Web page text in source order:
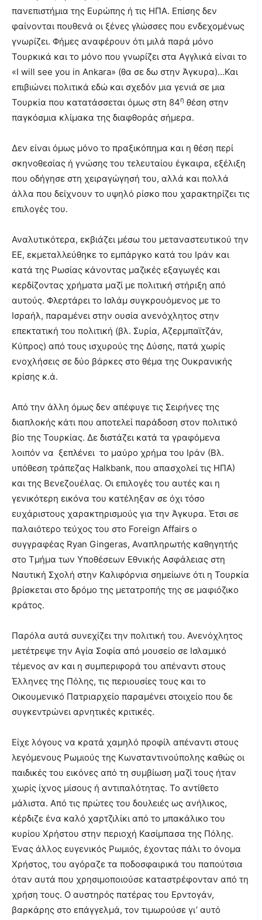
πανεπιστήμια της Ευρώπης ή τις ΗΠΑ. Επίσης δεν
φαίνονται πουθενά οι ξένες γλώσσες που ενδεχομένως
γνωρίζει. Φήμες αναφέρουν ότι μιλά παρά μόνο
Τουρκικά και το μόνο που γνωρίζει στα Αγγλικά είναι το
«Ι will see you in Ankara» (θα σε δω στην Άγκυρα)…Και
επιβιώνει πολιτικά εδώ και σχεδόν μια γενιά σε μια
Τουρκία που κατατάσσεται όμως στη 84η θέση στην
παγκόσμια κλίμακα της διαφθοράς σήμερα.
Δεν είναι όμως μόνο το πραξικόπημα και η θέση περί
σκηνοθεσίας ή γνώσης του τελευταίου έγκαιρα, εξέλιξη
που οδήγησε στη χειραγώγησή του, αλλά και πολλά
άλλα που δείχνουν το υψηλό ρίσκο που χαρακτηρίζει τις
επιλογές του.
Αναλυτικότερα, εκβιάζει μέσω του μεταναστευτικού την
ΕΕ, εκμεταλλεύθηκε το εμπάργκο κατά του Ιράν και
κατά της Ρωσίας κάνοντας μαζικές εξαγωγές και
κερδίζοντας χρήματα μαζί με πολιτική στήριξη από
αυτούς. Φλερτάρει το Ισλάμ συγκρουόμενος με το
Ισραήλ, παραμένει στην ουσία ανενόχλητος στην
επεκτατική του πολιτική (βλ. Συρία, Αζερμπαϊτζάν,
Κύπρος) από τους ισχυρούς της Δύσης, πατά χωρίς
ενοχλήσεις σε δύο βάρκες στο θέμα της Ουκρανικής
κρίσης κ.ά.
Από την άλλη όμως δεν απέφυγε τις Σειρήνες της
διαπλοκής κάτι που αποτελεί παράδοση στον πολιτικό
βίο της Τουρκίας. Δε διστάζει κατά τα γραφόμενα
λοιπόν να ξεπλένει το μαύρο χρήμα του Ιράν (Βλ.
υπόθεση τράπεζας Halkbank, που απασχολεί τις ΗΠΑ)
και της Βενεζουέλας. Οι επιλογές του αυτές και η
γενικότερη εικόνα του κατέληξαν σε όχι τόσο
ευχάριστους χαρακτηρισμούς για την Άγκυρα. Έτσι σε
παλαιότερο τεύχος του στο Foreign Affairs ο
συγγραφέας Ryan Gingeras, Αναπληρωτής καθηγητής
στο Τμήμα των Υποθέσεων Εθνικής Ασφάλειας στη
Ναυτική Σχολή στην Καλιφόρνια σημείωνε ότι η Τουρκία
βρίσκεται στο δρόμο της μετατροπής της σε μαφιόζικο
κράτος.
Παρόλα αυτά συνεχίζει την πολιτική του. Ανενόχλητος
μετέτρεψε την Αγία Σοφία από μουσείο σε Ισλαμικό
τέμενος αν και η συμπεριφορά του απέναντι στους
Έλληνες της Πόλης, τις περιουσίες τους και το
Οικουμενικό Πατριαρχείο παραμένει στοιχείο που δε
συγκεντρώνει αρνητικές κριτικές.
Είχε λόγους να κρατά χαμηλό προφίλ απέναντι στους
λεγόμενους Ρωμιούς της Κωνσταντινούπολης καθώς οι
παιδικές του εικόνες από τη συμβίωση μαζί τους ήταν
χωρίς ίχνος μίσους ή αντιπαλότητας. Το αντίθετο
μάλιστα. Από τις πρώτες του δουλειές ως ανήλικος,
κέρδιζε ένα καλό χαρτζιλίκι από το μπακάλικο του
κυρίου Χρήστου στην περιοχή Κασίμπασα της Πόλης.
Ένας άλλος ευγενικός Ρωμιός, έχοντας πάλι το όνομα
Χρήστος, του αγόραζε τα ποδοσφαιρικά του παπούτσια
όταν αυτά που χρησιμοποιούσε καταστρέφονταν από τη
χρήση τους. Ο αυστηρός πατέρας του Ερντογάν,
βαρκάρης στο επάγγελμά, τον τιμωρούσε γι’ αυτό